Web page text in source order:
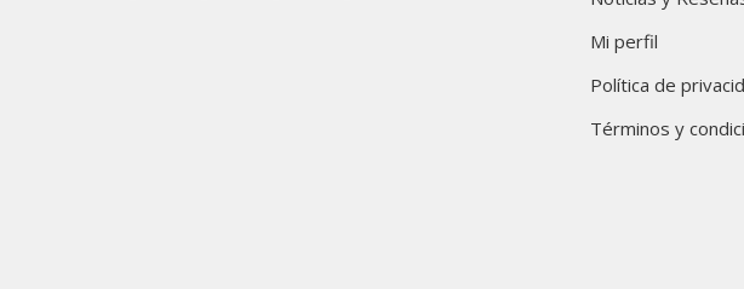
Mi perfil
Política de
Términos y